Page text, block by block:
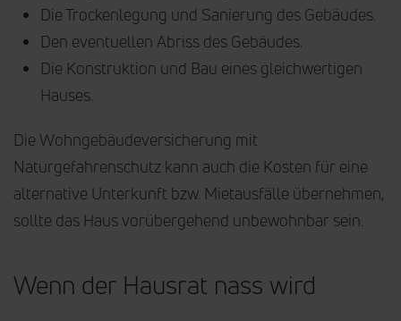
Die Trockenlegung und Sanierung des Gebäudes.
Den eventuellen Abriss des Gebäudes.
Die Konstruktion und Bau eines gleichwertigen
Hauses.
Die Wohngebäudeversicherung mit
Naturgefahrenschutz kann auch die Kosten für eine
alternative Unterkunft bzw. Mietausfälle übernehmen,
sollte das Haus vorübergehend unbewohnbar sein.
Wenn der Hausrat nass wird